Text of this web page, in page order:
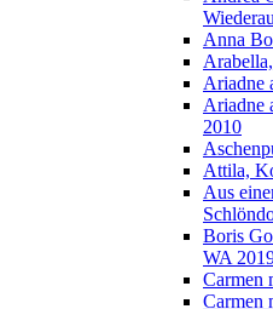
Anna
Ariadne
Ariadne
2010
Attila,
Aus
Boris
WA
Carmen
Carmen